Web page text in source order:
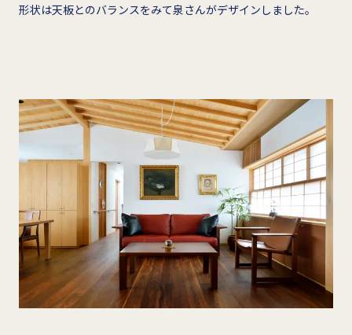
形状は天板とのバランスをみて泉さんがデザインしました。